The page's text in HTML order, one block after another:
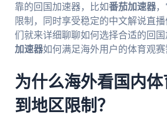
靠的回国加速器，比如番茄加速器，
限制，同时享受稳定的中文解说直
们就来详细聊聊如何选择合适的回
加速器如何满足海外用户的体育观赛
为什么海外看国内
到地区限制？